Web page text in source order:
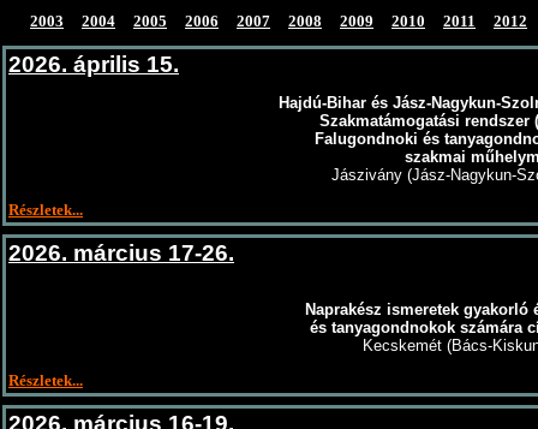
2003 2004 2005 2006 2007 2008 2009 2010 2011 2012
2026. április 15.
Hajdú-Bihar és Jász-Nagykun-
Szakmatámogatási rendszer
Falugondnoki és
szakmai
Jászivány (Jász-Nagykun-
Részletek...
2026. március 17-26.
Naprakész ismeretek gyakorló
és tanyagondnokok számára
Kecskemét (Bács-
Részletek...
2026. március 16-19.